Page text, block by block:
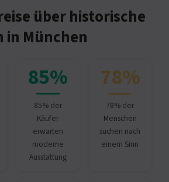
über historische
München
85%
85% der
Käufer
erwarten
moderne
Ausstattung
78%
78% der
Menschen
suchen nach
einem Sinn